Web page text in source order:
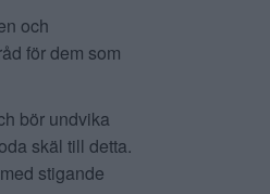
och
för dem som
bör undvika
skäl till detta.
stigande